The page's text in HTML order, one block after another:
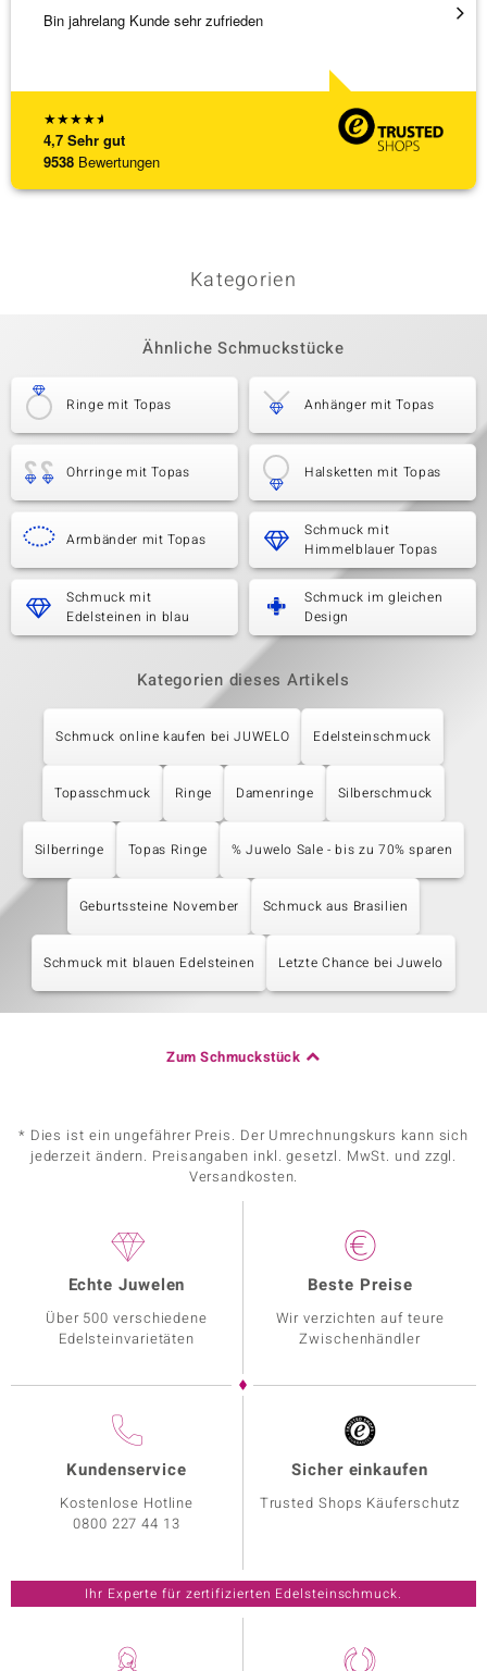
★★★★★
4,7 Sehr gut
9538 Bewertungen
Bin jahrelang Kunde sehr zufrieden
Kategorien
Ähnliche Schmuckstücke
Ringe mit Topas Anhänger mit Topas
Ohrringe mit Topas Halsketten mit Topas
Armbänder mit Topas
Schmuck mit
Himmelblauer Topas
Schmuck mit
Edelsteinen in blau
Schmuck im gleichen
Design
Kategorien dieses Artikels
Schmuck online kaufen bei JUWELO Edelsteinschmuck
Topasschmuck Ringe Damenringe Silberschmuck
Silberringe Topas Ringe % Juwelo Sale - bis zu 70% sparen
Geburtssteine November Schmuck aus Brasilien
Schmuck mit blauen Edelsteinen Letzte Chance bei Juwelo
Zum Schmuckstück
* Dies ist ein ungefährer Preis. Der Umrechnungskurs kann sich
jederzeit ändern. Preisangaben inkl. gesetzl. MwSt. und zzgl.
Versandkosten.
Echte Juwelen
Über 500 verschiedene
Edelsteinvarietäten
Beste Preise
Wir verzichten auf teure
Zwischenhändler
Kundenservice
Kostenlose Hotline
0800 227 44 13
Sicher einkaufen
Trusted Shops Käuferschutz
Ihr Experte für zertifizierten Edelsteinschmuck.